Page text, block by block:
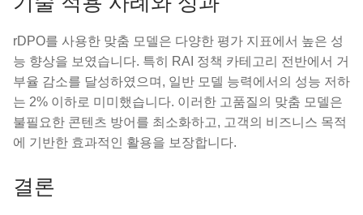
rDPO를 사용한 맞춤 모델은 다양한 평가 지표에서 높은 성
능 향상을 보였습니다. 특히 RAI 정책 카테고리 전반에서 거
부율 감소를 달성하였으며, 일반 모델 능력에서의 성능 저하
는 2% 이하로 미미했습니다. 이러한 고품질의 맞춤 모델은
불필요한 콘텐츠 방어를 최소화하고, 고객의 비즈니스 목적
에 기반한 효과적인 활용을 보장합니다.
결론